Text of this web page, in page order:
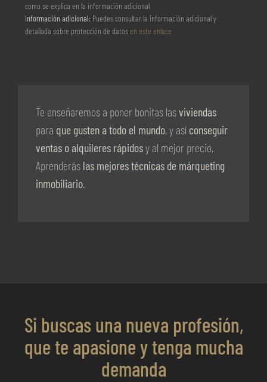
como se explica en la información adicional
Información adicional: Puedes consultar la información adicional y
detallada sobre protección de datos en este enlace
Te enseñaremos a poner bonitas lasviviendas
para que gusten a todo el mundo, y así conseguir
ventas o alquileres rápidosy al mejor precio.
Aprenderás las mejores técnicas de márqueting
inmobiliario.
Si buscas una nueva profesión,
que te apasione y tenga mucha
demanda